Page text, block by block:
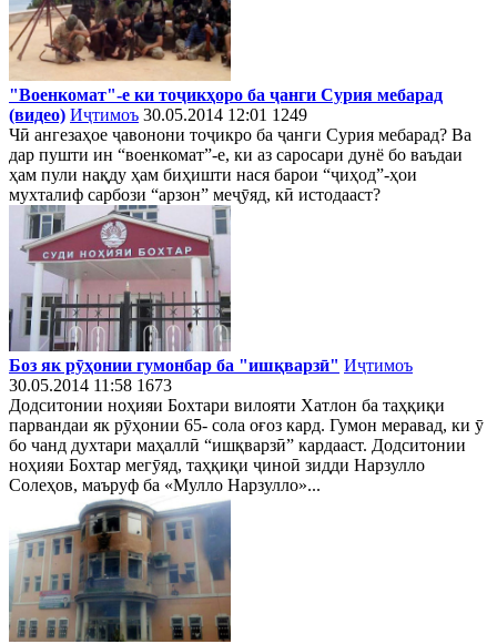
"Военкомат"-е ки тоҷикҳоро ба ҷанги Сурия мебарад
(видео) Иҷтимоъ 30.05.2014 12:01 1249
Чӣ ангезаҳое ҷавонони тоҷикро ба ҷанги Сурия мебарад? Ва
дар пушти ин “военкомат”-е, ки аз саросари дунё бо ваъдаи
ҳам пули нақду ҳам биҳишти нася барои “ҷиҳод”-ҳои
мухталиф сарбози “арзон” меҷӯяд, кӣ истодааст?
Боз як рӯҳонии гумонбар ба "ишқварзӣ" Иҷтимоъ
30.05.2014 11:58 1673
Додситонии ноҳияи Бохтари вилояти Хатлон ба таҳқиқи
парвандаи як рӯҳонии 65- сола оғоз кард. Гумон меравад, ки ӯ
бо чанд духтари маҳаллӣ “ишқварзӣ” кардааст. Додситонии
ноҳияи Бохтар мегӯяд, таҳқиқи ҷиноӣ зидди Нарзулло
Солеҳов, маъруф ба «Мулло Нарзулло»...